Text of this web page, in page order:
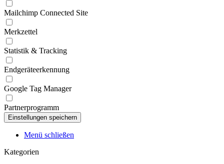
Mailchimp Connected Site
Merkzettel
Statistik & Tracking
Endgeräteerkennung
Google Tag Manager
Partnerprogramm
Menü schließen
Kategorien